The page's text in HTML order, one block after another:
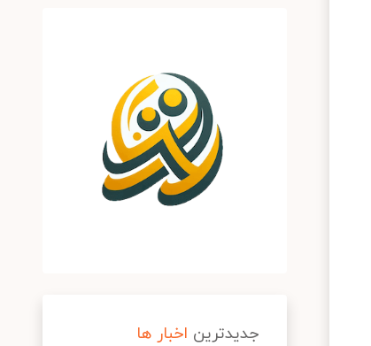
جدیدترین اخبار ها